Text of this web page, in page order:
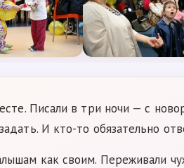
Писали в три ночи — с
И кто-то обязательно
как своим. Переживали